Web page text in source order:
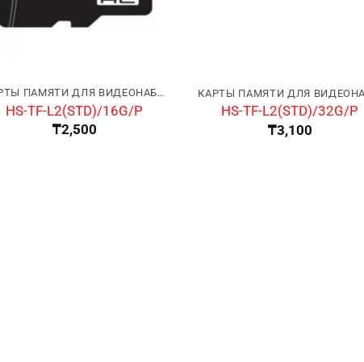
КАРТЫ ПАМЯТИ ДЛЯ ВИДЕОНАБЛЮДЕНИЯ
HS-TF-L2(STD)/16G/P
₸2,500
HS-TF-L2(STD)/32G/P
₸3,100